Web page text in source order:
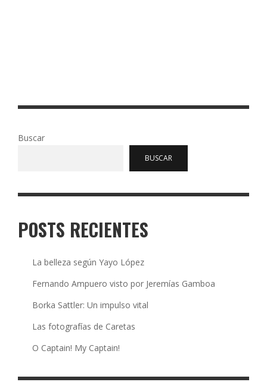
Buscar
BUSCAR
POSTS RECIENTES
La belleza según Yayo López
Fernando Ampuero visto por Jeremías Gamboa
Borka Sattler: Un impulso vital
Las fotografías de Caretas
O Captain! My Captain!